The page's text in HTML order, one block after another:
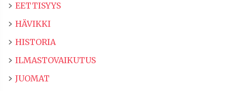
EETTISYYS
HÄVIKKI
HISTORIA
ILMASTOVAIKUTUS
JUOMAT